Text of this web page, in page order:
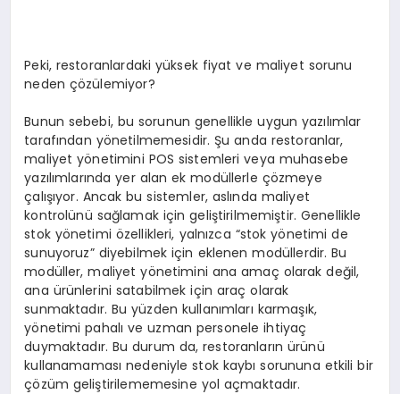
Peki, restoranlardaki yüksek fiyat ve maliyet sorunu
neden çözülemiyor?
Bunun sebebi, bu sorunun genellikle uygun yazılımlar
tarafından yönetilmemesidir. Şu anda restoranlar,
maliyet yönetimini POS sistemleri veya muhasebe
yazılımlarında yer alan ek modüllerle çözmeye
çalışıyor. Ancak bu sistemler, aslında maliyet
kontrolünü sağlamak için geliştirilmemiştir. Genellikle
stok yönetimi özellikleri, yalnızca “stok yönetimi de
sunuyoruz” diyebilmek için eklenen modüllerdir. Bu
modüller, maliyet yönetimini ana amaç olarak değil,
ana ürünlerini satabilmek için araç olarak
sunmaktadır. Bu yüzden kullanımları karmaşık,
yönetimi pahalı ve uzman personele ihtiyaç
duymaktadır. Bu durum da, restoranların ürünü
kullanamaması nedeniyle stok kaybı sorununa etkili bir
çözüm geliştirilememesine yol açmaktadır.